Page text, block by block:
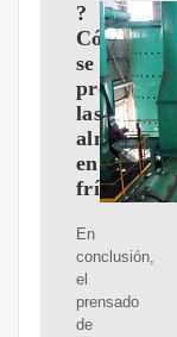
?
Cómo
se
prensan
las
almendras
en
frío?
En
conclusión,
el
prensado
de